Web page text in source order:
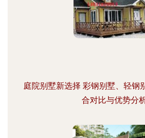
庭院别墅新选择 彩钢别墅、轻钢
合对比与优势分